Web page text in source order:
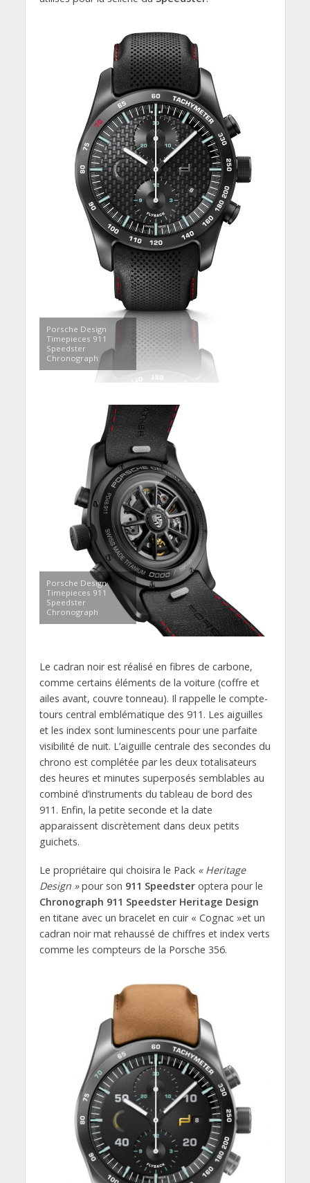
Porsche Design
Timepieces 911
Speedster
Chronograph
Porsche Design
Timepieces 911
Speedster
Chronograph
Le cadran noir est réalisé en fibres de carbone,
comme certains éléments de la voiture (coffre et
ailes avant, couvre tonneau). Il rappelle le compte-
tours central emblématique des 911. Les aiguilles
et les index sont luminescents pour une parfaite
visibilité de nuit. L’aiguille centrale des secondes du
chrono est complétée par les deux totalisateurs
des heures et minutes superposés semblables au
combiné d’instruments du tableau de bord des
911. Enfin, la petite seconde et la date
apparaissent discrètement dans deux petits
guichets.
Le propriétaire qui choisira le Pack « Heritage
Design »pour son 911 Speedsteroptera pour le
Chronograph 911 Speedster Heritage Design
en titane avec un bracelet en cuir « Cognac »et un
cadran noir mat rehaussé de chiffres et index verts
comme les compteurs de la Porsche 356.